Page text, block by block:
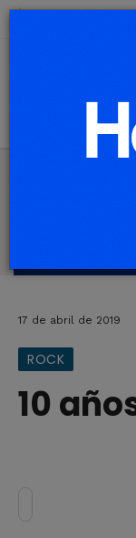
17 de abril de 2019
ROCK
10